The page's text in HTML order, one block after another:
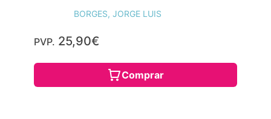
BORGES, JORGE LUIS
PVP. 25,90€
Comprar